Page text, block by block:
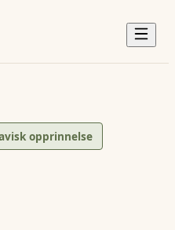
opprinnelse